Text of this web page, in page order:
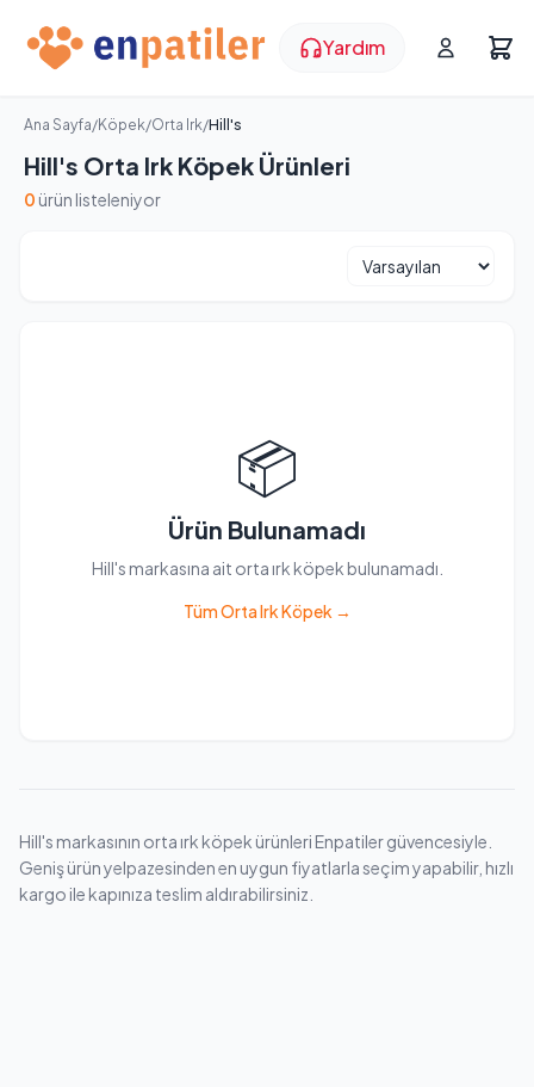
Yardım
Ana Sayfa/Köpek/Orta Irk/Hill's
Hill's Orta Irk Köpek Ürünleri
0 ürün listeleniyor
📦
Ürün Bulunamadı
Hill's markasına ait orta ırk köpek bulunamadı.
Tüm Orta Irk Köpek →
Hill's markasının orta ırk köpek ürünleri Enpatiler güvencesiyle.
Geniş ürün yelpazesinden en uygun fiyatlarla seçim yapabilir, hızlı
kargo ile kapınıza teslim aldırabilirsiniz.